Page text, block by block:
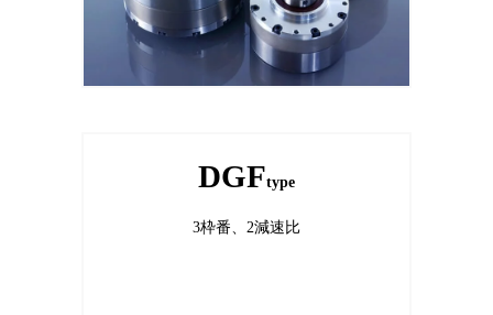
DGFtype
3枠番、2減速比